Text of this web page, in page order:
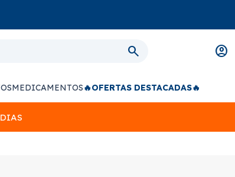
MEDICAMENTOS🔥OFERTAS DESTACADAS🔥